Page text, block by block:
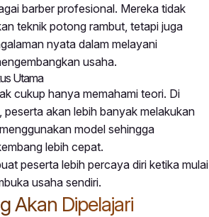
barber profesional. Mereka tidak
teknik potong rambut, tetapi juga
nyata dalam melayani
usaha.
Utama
cukup hanya memahami teori. Di
akan lebih banyak melakukan
model sehingga
lebih cepat.
peserta lebih percaya diri ketika mulai
usaha sendiri.
Akan Dipelajari